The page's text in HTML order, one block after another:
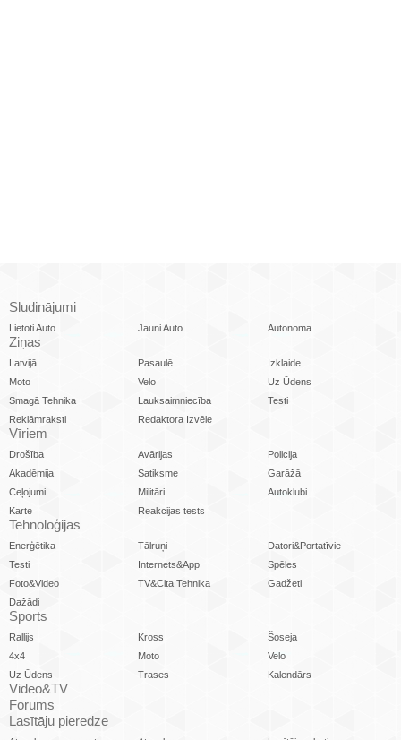
Sludinājumi
Lietoti Auto Jauni Auto Autonoma
Ziņas
Latvijā Pasaulē
Izklaide
Moto
Velo
Uz Ūdens
Smagā Tehnika
Lauksaimniecība
Testi
Reklāmraksti
Redaktora Izvēle
Vīriem
Drošība Avārijas
Policija
Akadēmija
Satiksme
Garāžā
Ceļojumi
Militāri
Autoklubi
Karte
Reakcijas tests
Tehnoloģijas
Enerģētika Tālruņi
Datori&Portatīvie
Testi
Internets&App
Spēles
Foto&Video
TV&Cita Tehnika
Gadžeti
Dažādi
Sports
Rallijs Kross
Šoseja
4x4
Moto
Velo
Uz Ūdens
Trases Kalendārs
Video&TV
Forums
Lasītāju pieredze